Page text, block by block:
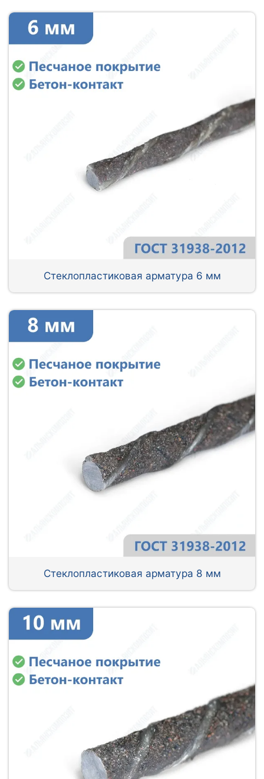
Стеклопластиковая арматура 6 мм
Стеклопластиковая арматура 8 мм